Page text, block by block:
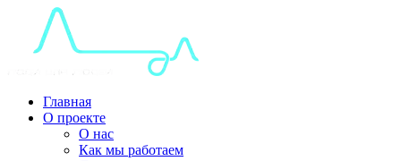
Главная
О проекте
О нас
Как мы работаем